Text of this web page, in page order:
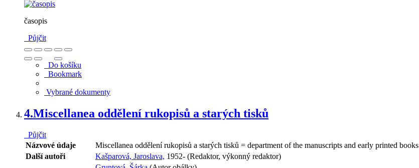
časopis
Půjčit
Do košíku
Bookmark
Vybrané dokumenty
4.Miscellanea oddělení rukopisů a starých tisků
Půjčit
Názvové údaje
Miscellanea oddělení rukopisů a starých tisků = department of the manuscripts and early printed books
Další autoři
Kašparová, Jaroslava, 1952- (Redaktor, výkonný redaktor)